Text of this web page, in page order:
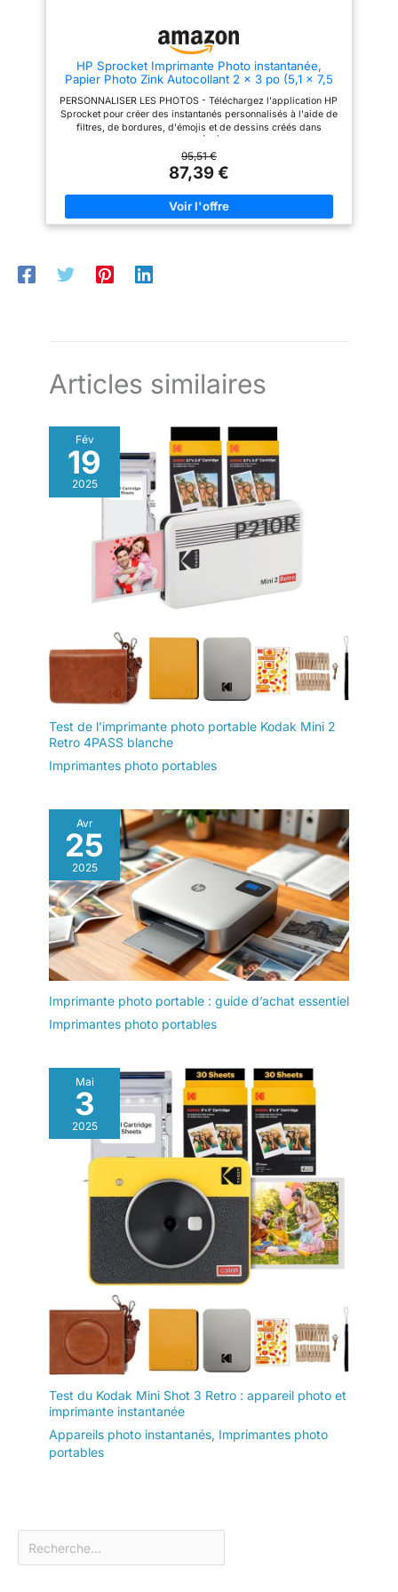
avec cette imprimante pour
smartphone Canon. Des
collages uniques, vos souvenirs
peuvent désormais être aussi
nomades que vous.
HP Sprocket Imprimante Photo instantanée,
Papier Photo Zink Autocollant 2 x 3 po (5,1 x 7,5
cm) Portable, sans Fil, Compatible avec Les
appareils iOS et Android Via Bluetooth, Blanc.
PERSONNALISER LES PHOTOS - Téléchargez l'application HP
Sprocket pour créer des instantanés personnalisés à l'aide de
filtres, de bordures, d'émojis et de dessins créés dans
l'application. FONCTIONNALITÉS À LA MODE EXCLUSIVES -
organisez vos photos avec l'application HP Sprocket et
accédez à des cadres, filtres et autocollants exclusifs pour vos
photos 2 x 3 pouces. TAG AND PRINT - trouvez et imprimez
facilement des photos de réseaux sociaux depuis votre
smartphone. Hashtaguez une photo sur les réseaux sociaux et
utilisez l'application HP Sprocket pour imprimer
partagées, les vidéos masquées, etc. PAPIER PHOTO HP ZINK
- chargez les 10 feuilles de papier collant HP ZINK 2x3 "dans
95,51 €
87,39 €
Articles similaires
Fév
19
2025
Test de l’imprimante photo portable Kodak Mini 2
Retro 4PASS blanche
Imprimantes photo portables
Avr
25
2025
Imprimante photo portable : guide d’achat essentiel
Imprimantes photo portables
Mai
3
2025
Test du Kodak Mini Shot 3 Retro : appareil photo et
imprimante instantanée
Appareils photo instantanés, Imprimantes photo
portables